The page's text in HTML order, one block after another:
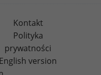
Kontakt
Polityka
prywatności
English version